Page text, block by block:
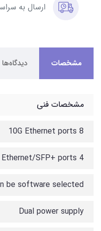
ارسال به
مشخصات دیدگاه‌ها
مشخصات فنی
8 10G Ethernet ports
4 Combo 10G Ethernet/SFP+ ports
be software selected
Dual power supply